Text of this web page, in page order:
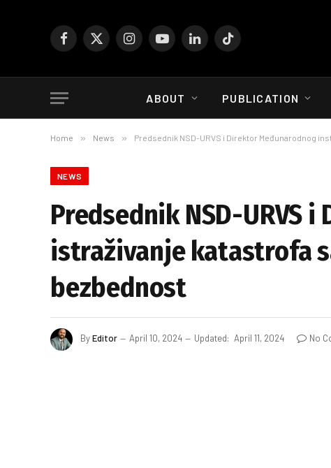
Facebook
X
InstagramYouTubeLinkedInTikTok
ABOUT PUBLICATION
Home » News » Predsednik NSD-URVS i Direktor Međunarodnog
NEWS
Predsednik NSD-
istraživanje katastrofa
bezbednost
ByEditor April 10, 2024 Updated: April 11, 2024 No